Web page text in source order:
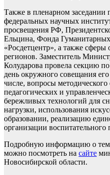
Также в пленарном заседании
федеральных научных
просвещения РФ,
Ельцина, Фонда
«Росдетцентр», а также сферы
регионов. Заместитель
Колударова провела секцию
день окружного совещания
числе, вопросы
педагогических и
бережливых технологий для
нагрузки, использования
образовании, реализацию
организации воспитательного
Подробную информацию о
можно посмотреть на сайте
Новосибирской области.